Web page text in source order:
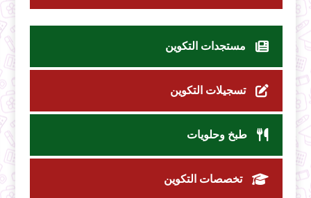
مستجدات التكوين
تسجيلات التكوين
طبخ وحلويات
تخصصات التكوين